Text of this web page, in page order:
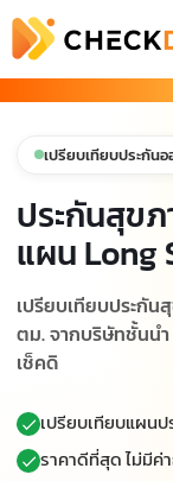
เปรียบเทียบประกัน
ประกันสุขภ
แผน Long
เปรียบเทียบประกัน
ตม. จากบริษัทชั้นนำ
เช็คดิ
เปรียบเทียบแผนป
ราคาดีที่สุด ไม่มีค่